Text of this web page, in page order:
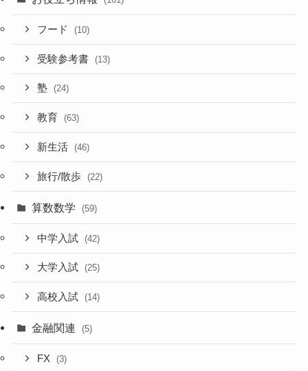
フード (10)
受験参考書 (13)
塾 (24)
教育 (63)
新生活 (46)
旅行/散歩 (22)
算数数学 (59)
中学入試 (42)
大学入試 (25)
高校入試 (14)
金融関連 (5)
FX (3)